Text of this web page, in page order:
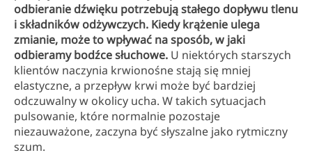
odbieranie dźwięku potrzebują stałego dopływu tlenu
i składników odżywczych. Kiedy krążenie ulega
zmianie, może to wpływać na sposób, w jaki
odbieramy bodźce słuchowe. U niektórych starszych
klientów naczynia krwionośne stają się mniej
elastyczne, a przepływ krwi może być bardziej
odczuwalny w okolicy ucha. W takich sytuacjach
pulsowanie, które normalnie pozostaje
niezauważone, zaczyna być słyszalne jako rytmiczny
szum.